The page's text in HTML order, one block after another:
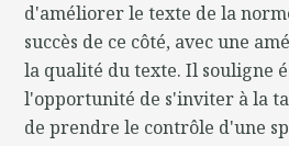
d'améliorer le texte de la
succès de ce côté, avec une
la qualité du texte. Il souligne
l'opportunité de s'inviter à la
de prendre le contrôle d'une